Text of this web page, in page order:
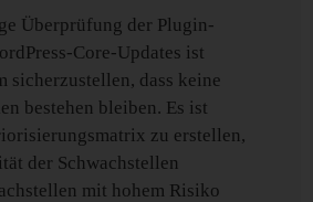
Überprüfung der Plugin-
Core-Updates ist
sicherzustellen, dass keine
bestehen bleiben. Es ist
zu erstellen,
der Schwachstellen
mit hohem Risiko